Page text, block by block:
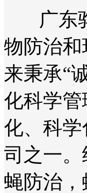
广东骅
物防治
来秉承“
化科学
化、科
司之一
蝇防治